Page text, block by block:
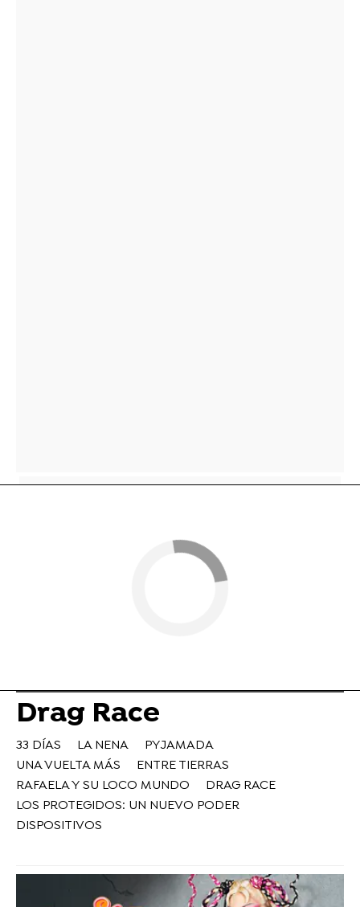
Drag Race
33 DÍAS LA NENA
PYJAMADA
UNA VUELTA MÁS
ENTRE TIERRAS
RAFAELA Y SU LOCO MUNDO
DRAG RACE
LOS PROTEGIDOS: UN NUEVO PODER
DISPOSITIVOS